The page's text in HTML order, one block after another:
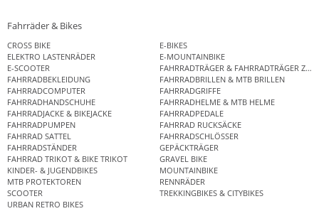
Fahrräder & Bikes
CROSS BIKE
E-BIKES
ELEKTRO LASTENRÄDER
E-MOUNTAINBIKE
E-SCOOTER
FAHRRADTRÄGER & FAHRRADTRÄGER
FAHRRADBEKLEIDUNG
FAHRRADBRILLEN & MTB BRILLEN
FAHRRADCOMPUTER
FAHRRADGRIFFE
FAHRRADHANDSCHUHE
FAHRRADHELME & MTB HELME
FAHRRADJACKE & BIKEJACKE
FAHRRADPEDALE
FAHRRADPUMPEN
FAHRRAD RUCKSÄCKE
FAHRRAD SATTEL
FAHRRADSCHLÖSSER
FAHRRADSTÄNDER
GEPÄCKTRÄGER
FAHRRAD TRIKOT & BIKE TRIKOT
GRAVEL BIKE
KINDER- & JUGENDBIKES
MOUNTAINBIKE
MTB PROTEKTOREN
RENNRÄDER
SCOOTER
TREKKINGBIKES & CITYBIKES
URBAN RETRO BIKES